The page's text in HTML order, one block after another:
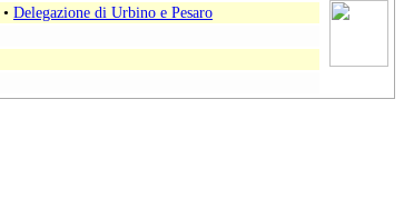
• Delegazione di Urbino e Pesaro